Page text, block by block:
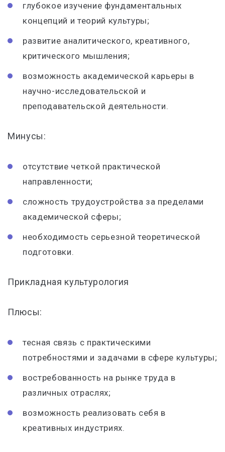
глубокое изучение фундаментальных
концепций и теорий культуры;
развитие аналитического, креативного,
критического мышления;
возможность академической карьеры в
научно-исследовательской и
преподавательской деятельности.
Минусы:
отсутствие четкой практической
направленности;
сложность трудоустройства за пределами
академической сферы;
необходимость серьезной теоретической
подготовки.
Прикладная культурология
Плюсы:
тесная связь с практическими
потребностями и задачами в сфере культуры;
востребованность на рынке труда в
различных отраслях;
возможность реализовать себя в
креативных индустриях.